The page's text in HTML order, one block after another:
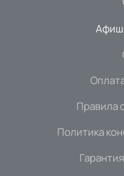
Правила
Политика